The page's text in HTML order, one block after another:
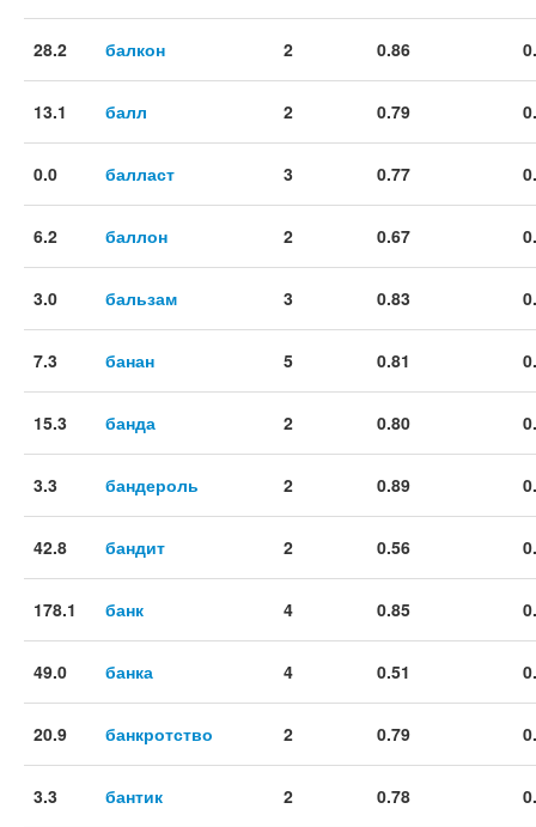
28.2 балкон 2 0.86
13.1 балл 2 0.79
0.0 балласт 3 0.77
6.2 баллон 2 0.67
3.0 бальзам 3 0.83
7.3 банан 5 0.81
15.3 банда 2 0.80
3.3 бандероль 2 0.89
42.8 бандит 2 0.56
178.1 банк 4 0.85
49.0 банка 4 0.51
20.9 банкротство 2 0.79
3.3 бантик 2 0.78